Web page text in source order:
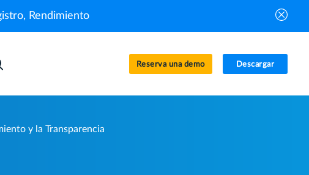
Rendimiento
Reserva una demo Descargar
y la Transparencia